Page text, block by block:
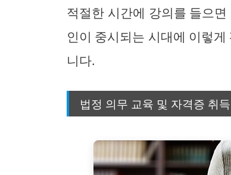
적절한 시간에 강의를 들으
인이 중시되는 시대에 이렇
니다.
법정 의무 교육 및 자격증 취득